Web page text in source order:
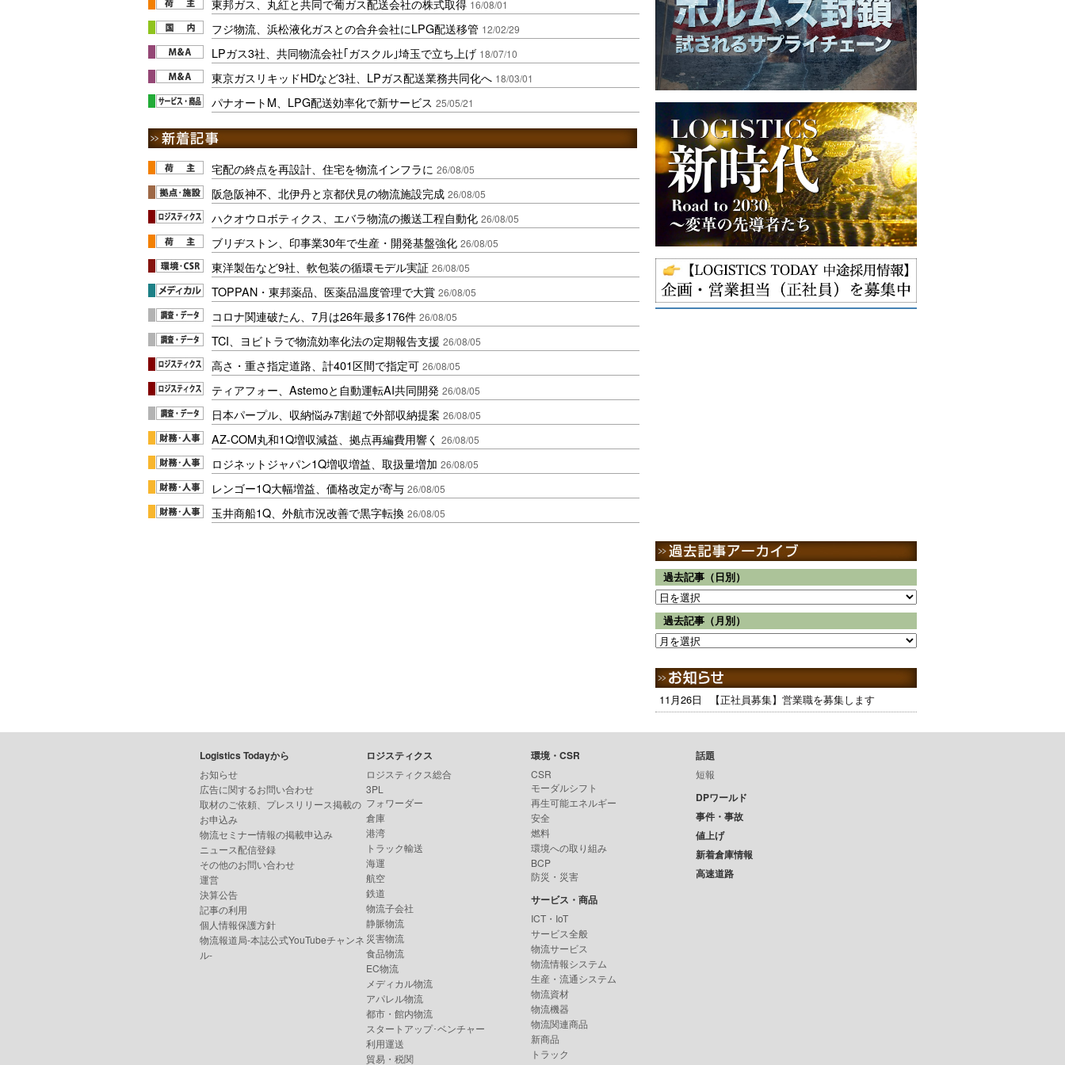
東邦ガス、丸紅と共同で葡ガス配送会社の株式取得 16/08/01
フジ物流、浜松液化ガスとの合弁会社にLPG配送移管 12/02/29
LPガス3社、共同物流会社｢ガスクル｣埼玉で立ち上げ 18/07/10
東京ガスリキッドHDなど3社、LPガス配送業務共同化へ 18/03/01
パナオートM、LPG配送効率化で新サービス 25/05/21
宅配の終点を再設計、住宅を物流インフラに 26/08/05
阪急阪神不、北伊丹と京都伏見の物流施設完成 26/08/05
ハクオウロボティクス、エバラ物流の搬送工程自動化 26/08/05
ブリヂストン、印事業30年で生産・開発基盤強化 26/08/05
東洋製缶など9社、軟包装の循環モデル実証 26/08/05
TOPPAN・東邦薬品、医薬品温度管理で大賞 26/08/05
コロナ関連破たん、7月は26年最多176件 26/08/05
TCI、ヨビトラで物流効率化法の定期報告支援 26/08/05
高さ・重さ指定道路、計401区間で指定可 26/08/05
ティアフォー、Astemoと自動運転AI共同開発 26/08/05
日本パープル、収納悩み7割超で外部収納提案 26/08/05
AZ-COM丸和1Q増収減益、拠点再編費用響く 26/08/05
ロジネットジャパン1Q増収増益、取扱量増加 26/08/05
レンゴー1Q大幅増益、価格改定が寄与 26/08/05
玉井商船1Q、外航市況改善で黒字転換 26/08/05
過去記事（日別）
過去記事（月別）
11月26日 【正社員募集】営業職を募集します
Logistics Todayから
お知らせ
広告に関するお問い合わせ
取材のご依頼、プレスリリース掲載の
お申込み
物流セミナー情報の掲載申込み
ニュース配信登録
その他のお問い合わせ
運営
決算公告
記事の利用
個人情報保護方針
物流報道局-本誌公式YouTubeチャンネ
ル-
ロジスティクス
ロジスティクス総合
3PL
フォワーダー
倉庫
港湾
トラック輸送
海運
航空
鉄道
物流子会社
静脈物流
災害物流
食品物流
EC物流
メディカル物流
アパレル物流
都市・館内物流
スタートアップ･ベンチャー
利用運送
貿易・税関
環境・CSR
CSR
モーダルシフト
再生可能エネルギー
安全
燃料
環境への取り組み
BCP
防災・災害
サービス・商品
ICT・IoT
サービス全般
物流サービス
物流情報システム
生産・流通システム
物流資材
物流機器
物流関連商品
新商品
トラック
話題
短報
DPワールド
事件・事故
値上げ
新着倉庫情報
高速道路